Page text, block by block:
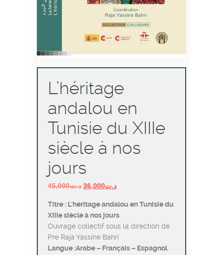
L’héritage
andalou en
Tunisie du XIIIe
siècle à nos
jours
د.ت45,000
Le
initial
était :
د.ت45,000.
د.ت36,000
Le
actuel
est :
د.ت36,000.
Titre : L’héritage andalou en Tunisie du
XIIIe siècle à nos jours
Ouvrage collectif sous la direction de
Pre Raja Yassine Bahri
Langue :Arabe – Français – Espagnol